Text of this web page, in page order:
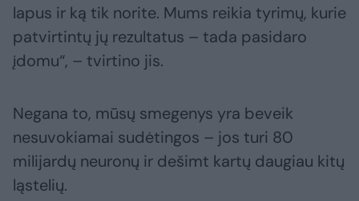
lapus ir ką tik norite. Mums reikia tyrimų, kurie
patvirtintų jų rezultatus – tada pasidaro
įdomu“, – tvirtino jis.
Negana to, mūsų smegenys yra beveik
nesuvokiamai sudėtingos – jos turi 80
milijardų neuronų ir dešimt kartų daugiau kitų
ląstelių.